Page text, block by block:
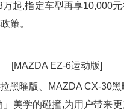
起,指定车型再享10,000
策。
[MAZDA EZ-6运动版]
曜版、MAZDA CX-30黑
美学的碰撞,为用户带来